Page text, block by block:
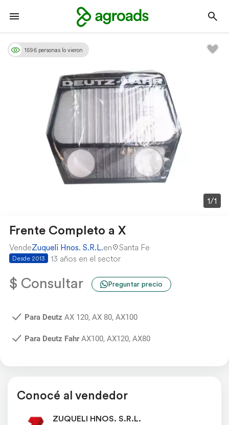
1/1
1596 personas lo vieron
Frente Completo a X
VendeZuqueli Hnos. S.R.L.en Santa Fe
Desde 2013 13 años en el sector
$ Consultar Preguntar precio
Para Deutz AX 120, AX 80, AX100
Para Deutz FahrAX100, AX120, AX80
Conocé al vendedor
ZUQUELI HNOS. S.R.L.